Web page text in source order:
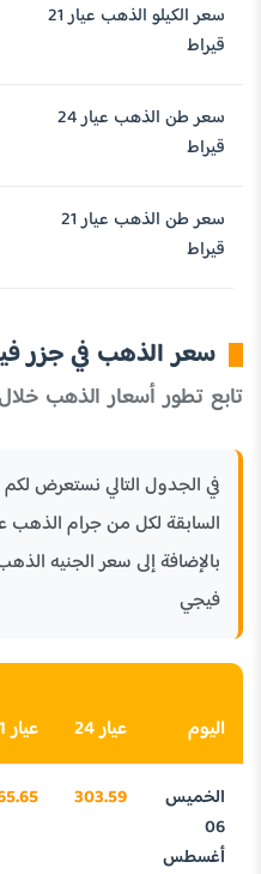
سعر الكيلو الذهب عيار 21
قيراط
سعر طن الذهب عيار 24
قيراط
سعر طن الذهب عيار 21
قيراط
سعر الذهب في جزر
تابع تطور أسعار الذهب
في الجدول التالي نستعرض
بالإضافة إلى سعر الجنيه
فيجي
اليوم عيار 24 عيار 21
الخميس
06
أغسطس
303.59